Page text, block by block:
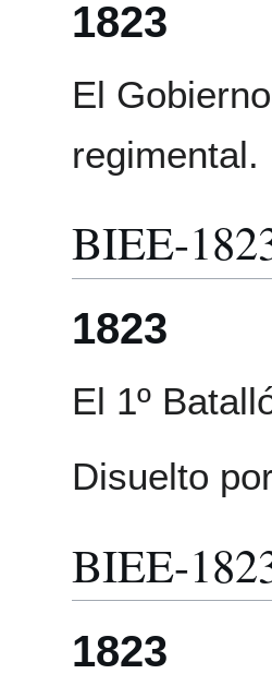
1823
El
regimental.
BIEE-
1823
El 1º
Disuelto
BIEE-
1823